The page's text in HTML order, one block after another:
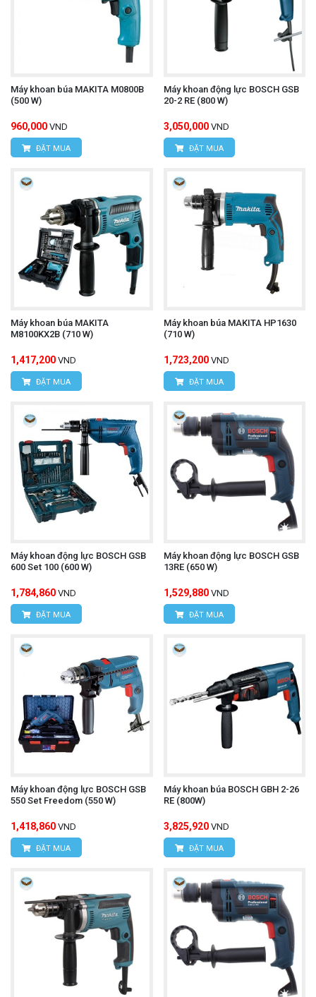
Máy khoan búa MAKITA M0800B
(500 W)
960,000 VND
ĐẶT MUA
Máy khoan động lực BOSCH GSB
20-2 RE (800 W)
3,050,000 VND
ĐẶT MUA
Máy khoan búa MAKITA
M8100KX2B (710 W)
1,417,200 VND
ĐẶT MUA
Máy khoan búa MAKITA HP1630
(710 W)
1,723,200 VND
ĐẶT MUA
Máy khoan động lực BOSCH GSB
600 Set 100 (600 W)
1,784,860 VND
ĐẶT MUA
Máy khoan động lực BOSCH GSB
13RE (650 W)
1,529,880 VND
ĐẶT MUA
Máy khoan động lực BOSCH GSB
550 Set Freedom (550 W)
1,418,860 VND
ĐẶT MUA
Máy khoan búa BOSCH GBH 2-26
RE (800W)
3,825,920 VND
ĐẶT MUA